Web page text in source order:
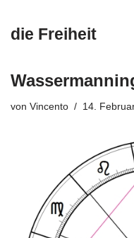
die Freiheit
von Vincento 14.